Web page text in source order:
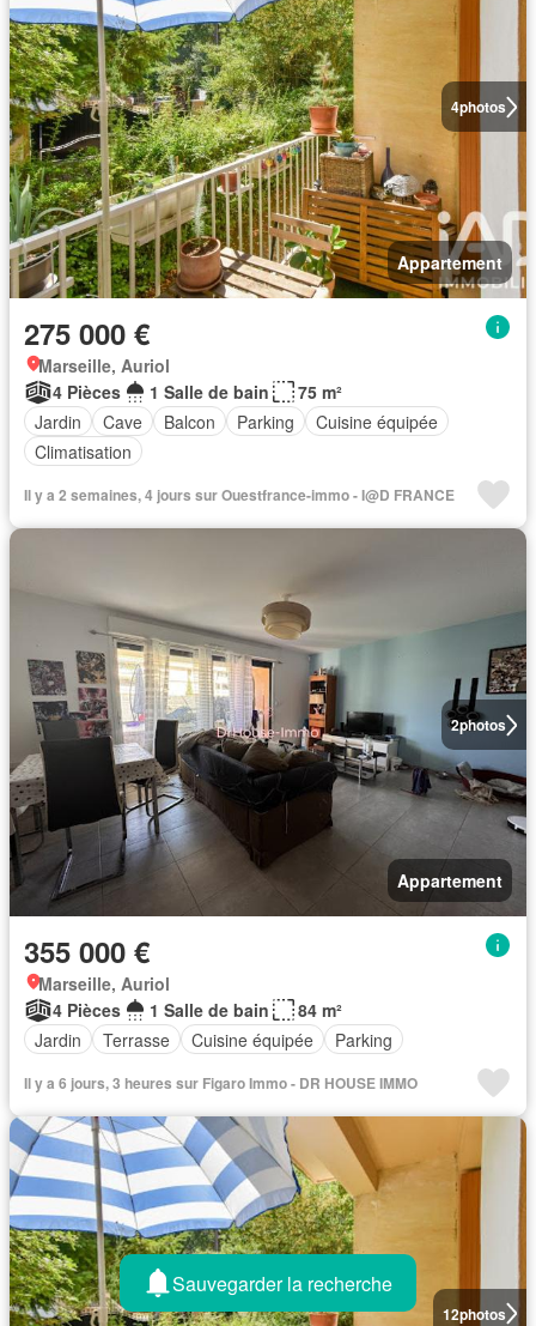
4photos
Appartement
275 000 €
Marseille, Auriol
4 Pièces
1 Salle de bain
75 m²
Jardin
Cave Balcon Parking
Cuisine équipée
Climatisation
Il y a 2 semaines, 4 jours sur Ouestfrance-immo - I@D FRANCE
2photos
Appartement
355 000 €
Marseille, Auriol
4 Pièces
1 Salle de bain
84 m²
Jardin
Terrasse Cuisine équipée Parking
Il y a 6 jours, 3 heures sur Figaro Immo - DR HOUSE IMMO
12photos
Sauvegarder la recherche